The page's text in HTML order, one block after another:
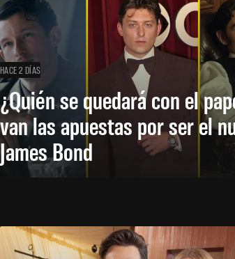
HACE 2 DÍAS
¿Quién se quedará con el
van las apuestas por ser el
James Bond